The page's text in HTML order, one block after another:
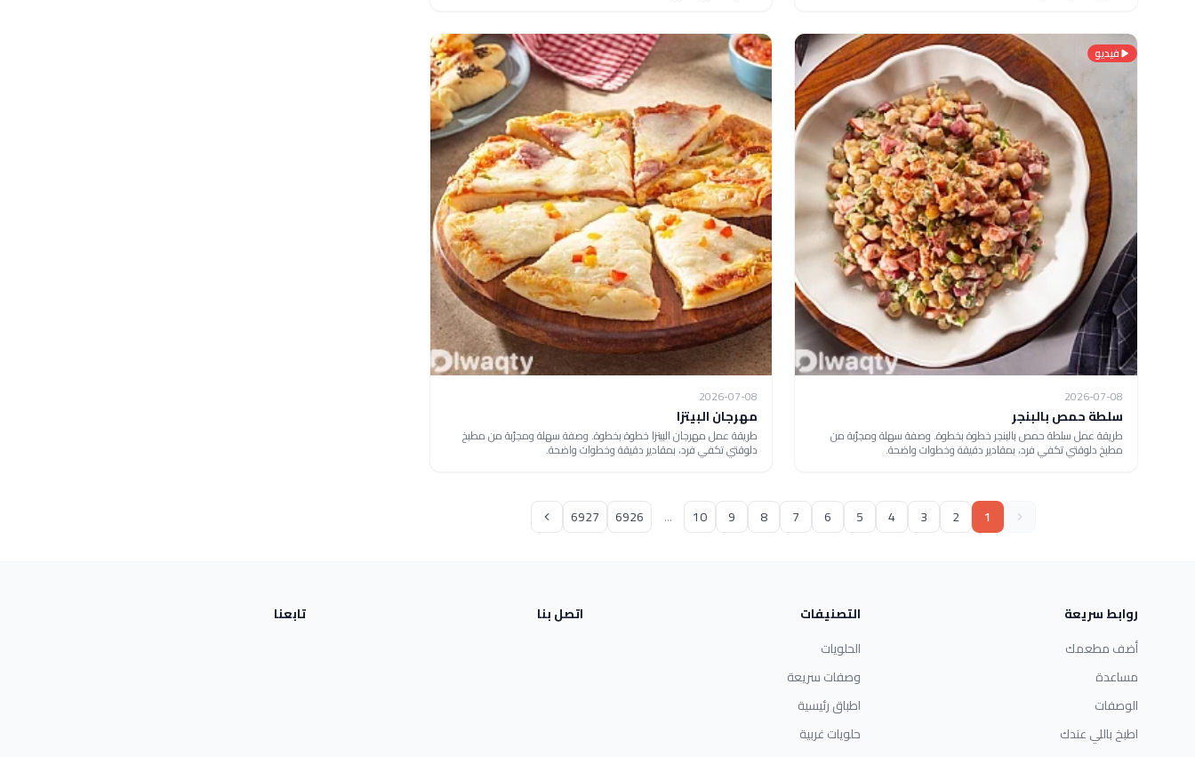
فيديو
2026-07-08
سلطة حمص بالبنجر
طريقة عمل سلطة حمص بالبنجر خطوة بخطوة. وصفة سهلة ومجرّبة من
مطبخ دلوقتي تكفي فرد، بمقادير دقيقة وخطوات واضحة.
2026-07-08
مهرجان البيتزا
طريقة عمل مهرجان البيتزا خطوة بخطوة. وصفة سهلة ومجرّبة من مطبخ
دلوقتي تكفي فرد، بمقادير دقيقة وخطوات واضحة.
1
2
3
4
5
6
7
8
9
10
...
6926
6927
روابط سريعة
أضف مطعمك
مساعدة
الوصفات
اطبخ باللي عندك
التصنيفات
الحلويات
وصفات سريعة
اطباق رئيسية
حلويات غربية
اتصل بنا تابعنا